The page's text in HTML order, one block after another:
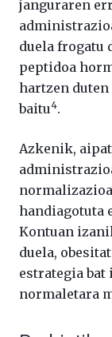
janguraren
duela frogatu
peptidoa
hartzen
baitu4.
Azkenik,
handiagotuta
Kontuan
duela,
estrategia
normaletara